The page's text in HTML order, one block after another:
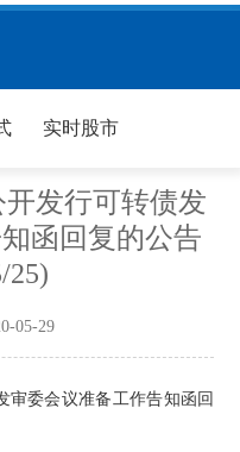
实时股市
发行可转债发
函回复的公告
25)
05-29
审委会议准备工作告知函回